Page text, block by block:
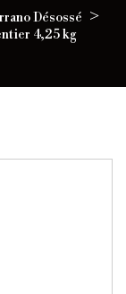
Désossé
4,25 kg